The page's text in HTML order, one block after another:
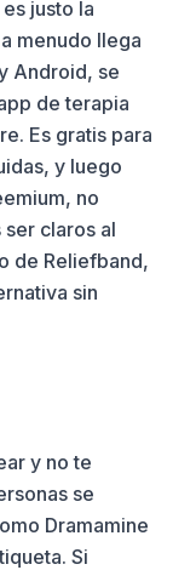
justo la
menudo llega
Android, se
de terapia
Es gratis para
y luego
no
claros al
de Reliefband,
sin
y no te
se
Dramamine
Si